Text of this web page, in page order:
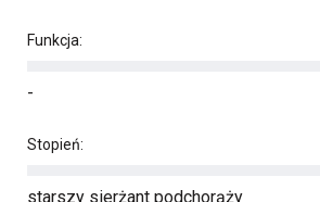
Funkcja:
-
Stopień:
starszy sierżant podchorąży